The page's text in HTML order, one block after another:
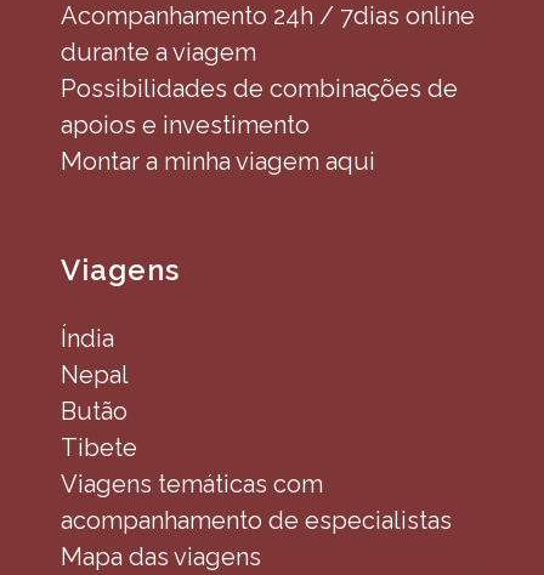
Acompanhamento 24h / 7dias online
durante a viagem
Possibilidades de combinações de
apoios e investimento
Montar a minha viagem aqui
Viagens
Índia
Nepal
Butão
Tibete
Viagens temáticas com
acompanhamento de especialistas
Mapa das viagens